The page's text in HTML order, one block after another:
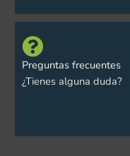
Preguntas frecuentes
¿Tienes alguna duda?